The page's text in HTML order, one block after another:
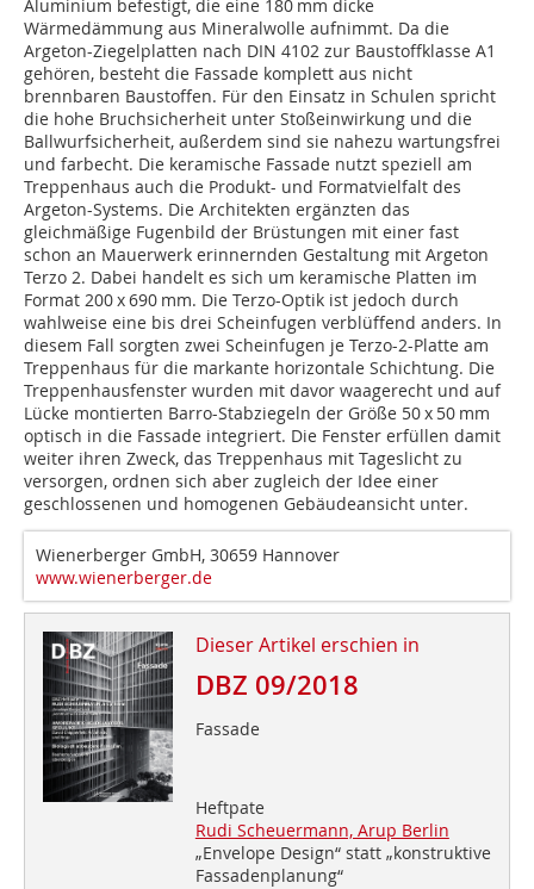
Aluminium befestigt, die eine 180 mm dicke
Wärmedämmung aus Mineralwolle aufnimmt. Da die
Argeton-Ziegelplatten nach DIN 4102 zur Baustoffklasse A1
gehören, besteht die Fassade komplett aus nicht
brennbaren Baustoffen. Für den Einsatz in Schulen spricht
die hohe Bruchsicherheit unter Stoßeinwirkung und die
Ballwurfsicherheit, außerdem sind sie nahezu wartungsfrei
und farbecht. Die keramische Fassade nutzt speziell am
Treppenhaus auch die Produkt- und Formatvielfalt des
Argeton-Systems. Die Architekten ergänzten das
gleichmäßige Fugenbild der Brüstungen mit einer fast
schon an Mauerwerk erinnernden Gestaltung mit Argeton
Terzo 2. Dabei handelt es sich um keramische Platten im
Format 200 x 690 mm. Die Terzo-Optik ist jedoch durch
wahlweise eine bis drei Scheinfugen verblüffend anders. In
diesem Fall sorgten zwei Scheinfugen je Terzo-2-Platte am
Treppenhaus für die markante horizontale Schichtung. Die
Treppenhausfenster wurden mit davor waagerecht und auf
Lücke montierten Barro-Stabziegeln der Größe 50 x 50 mm
optisch in die Fassade integriert. Die Fenster erfüllen damit
weiter ihren Zweck, das Treppenhaus mit Tageslicht zu
versorgen, ordnen sich aber zugleich der Idee einer
geschlossenen und homogenen Gebäudeansicht unter.
Wienerberger GmbH, 30659 Hannover
www.wienerberger.de
Dieser Artikel erschien in
DBZ 09/2018
Fassade
Heftpate
Rudi Scheuermann, Arup Berlin
„Envelope Design“ statt „konstruktive
Fassadenplanung“